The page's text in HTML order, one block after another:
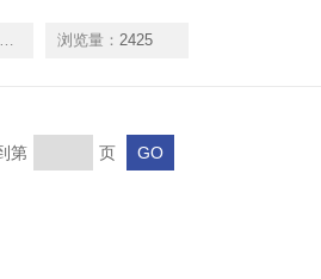
浏览量： 2425
第 页